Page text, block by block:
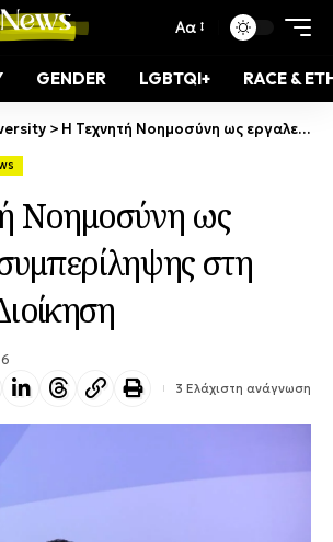
Αα
GENDER LGBTQI+ RACE &
> Η Τεχνητή Νοημοσύνη ως εργαλείο συμπερίληψης στη Δημόσια Διοίκηση
Νοημοσύνη ως
στη
3 Ελάχιστη ανάγνωση